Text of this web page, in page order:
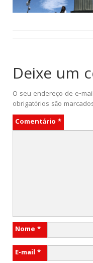
Deixe um
O seu endereço de e-
obrigatórios são
Comentário *
Nome *
E-mail *